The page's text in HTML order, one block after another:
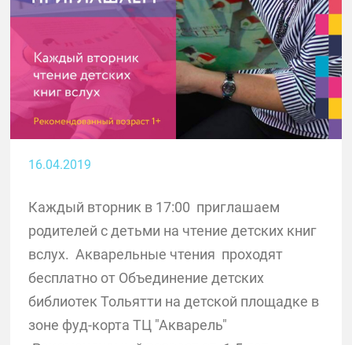
16.04.2019
Каждый вторник в 17:00 приглашаем
родителей с детьми на чтение детских книг
вслух. Акварельные чтения проходят
бесплатно от Объединение детских
библиотек Тольятти на детской площадке в
зоне фуд-корта ТЦ "Акварель"